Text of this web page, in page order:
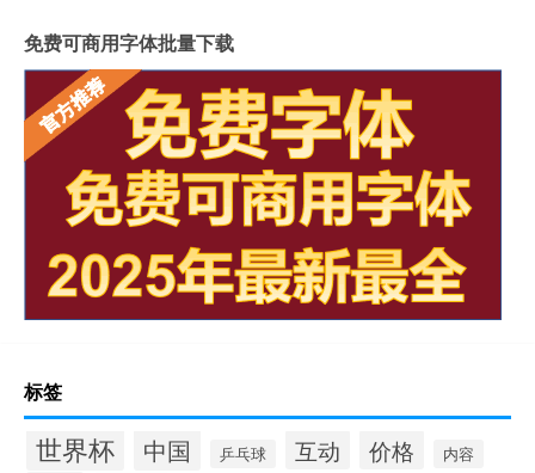
免费可商用字体批量下载
标签
世界杯 中国 乒乓球 互动 价格 内容